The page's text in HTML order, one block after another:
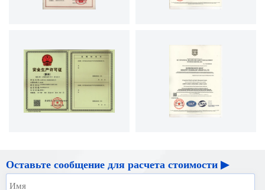
Оставьте сообщение для расчета стоимости ▶